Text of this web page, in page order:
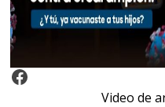
Video Arroz Fortificado
Video de